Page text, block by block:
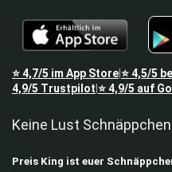
⭐4,7/5 im App Store⭐4,5/5
4,9/5 Trustpilot ⭐4,9/5 auf
Keine Lust
Preis King ist euer